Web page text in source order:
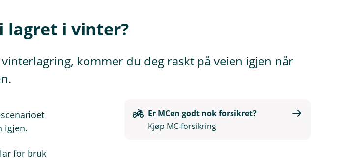
lagret i vinter?
kommer du deg raskt på veien igjen når
igjen.
for bruk
Er MCen godt nok forsikret?
Kjøp MC-forsikring